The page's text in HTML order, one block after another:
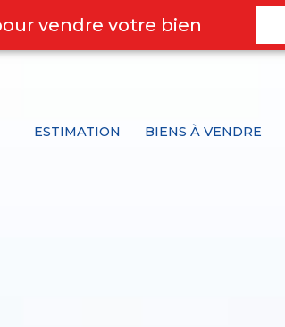
vendre votre bien
ESTIMATION BIENS À VENDRE